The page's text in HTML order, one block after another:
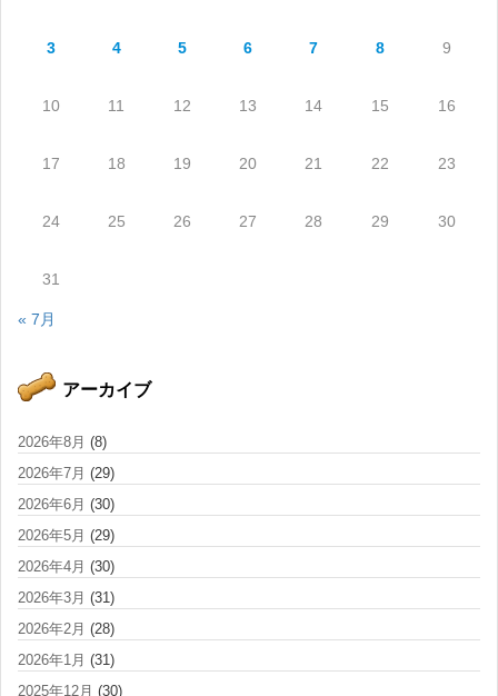
3 4 5 6 7 8 9
10 11 12 13 14 15 16
17 18 19 20 21 22 23
24 25 26 27 28 29 30
31
« 7月
アーカイブ
2026年8月 (8)
2026年7月 (29)
2026年6月 (30)
2026年5月 (29)
2026年4月 (30)
2026年3月 (31)
2026年2月 (28)
2026年1月 (31)
2025年12月 (30)